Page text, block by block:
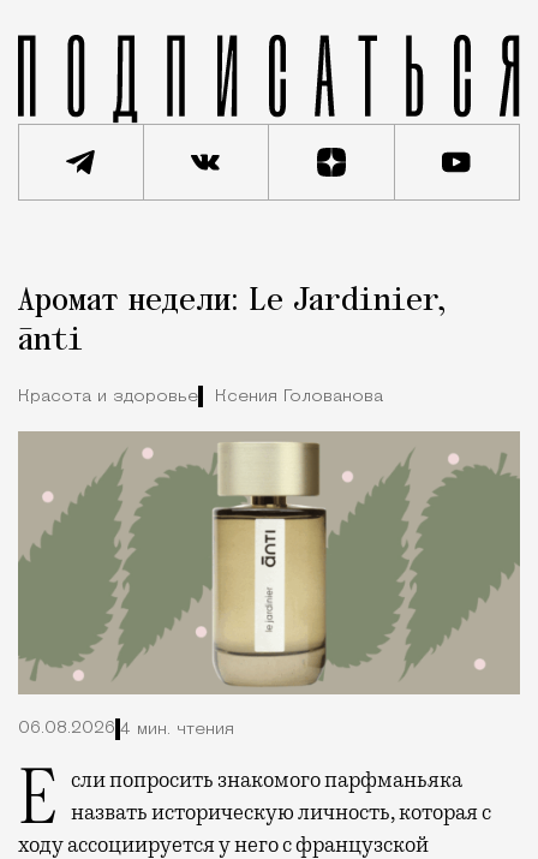
Город
Аромат недели: Le Jardinier,
ānti
Красота и здоровье Ксения Голованова
06.08.2026 4 мин. чтения
Если попросить знакомого парфманьяка назвать историческую личность, которая с
ходу ассоциируется у него с французской